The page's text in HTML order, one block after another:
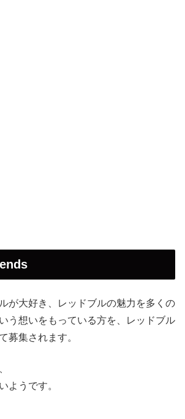
が大好き、レッドブルの魅力を多くの
う想いをもっている方を、レッドブル
募集されます。
ようです。